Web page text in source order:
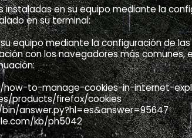
instaladas en su equipo mediante la
en su terminal:
equipo mediante la configuración de
con los navegadores más comunes,
how-to-manage-cookies-in-internet-
products/firefox/cookies
answer.py?hl=es&answer=95647
kb/ph5042